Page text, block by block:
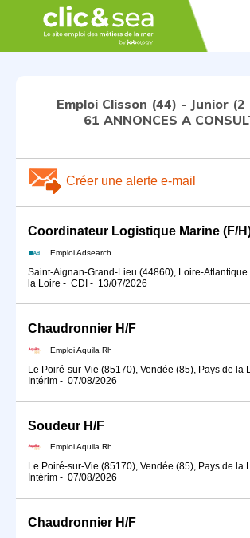
Emploi Clisson (44) - Junior (2
61 ANNONCES A
Créer une alerte e-mail
Coordinateur Logistique Marine (F/
Emploi Adsearch
Saint-Aignan-Grand-Lieu (44860), Loire-Atlantique
la Loire - CDI - 13/07/2026
Chaudronnier H/F
Emploi Aquila Rh
Le Poiré-sur-Vie (85170), Vendée (85), Pays de la
Intérim - 07/08/2026
Soudeur H/F
Emploi Aquila Rh
Le Poiré-sur-Vie (85170), Vendée (85), Pays de la
Intérim - 07/08/2026
Chaudronnier H/F